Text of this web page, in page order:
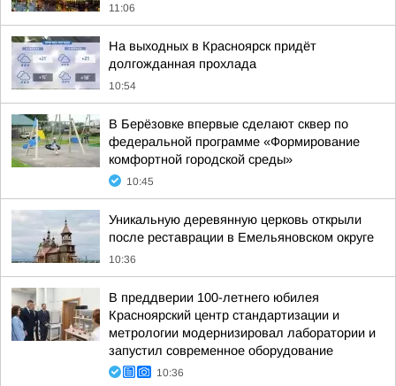
11:06
На выходных в Красноярск придёт
долгожданная прохлада
10:54
В Берёзовке впервые сделают сквер по
федеральной программе «Формирование
комфортной городской среды»
10:45
Уникальную деревянную церковь открыли
после реставрации в Емельяновском округе
10:36
В преддверии 100-летнего юбилея
Красноярский центр стандартизации и
метрологии модернизировал лаборатории и
запустил современное оборудование
10:36